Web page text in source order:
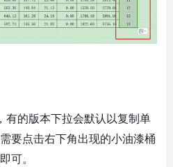
有的版本下拉会默认以复制单
要点击右下角出现的小油漆桶
可。